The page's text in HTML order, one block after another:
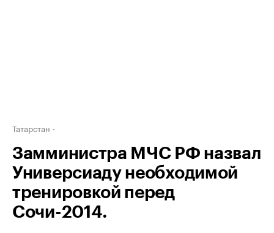
Татарстан
Замминистра МЧС РФ назвал
Универсиаду необходимой
тренировкой перед
Сочи-2014.